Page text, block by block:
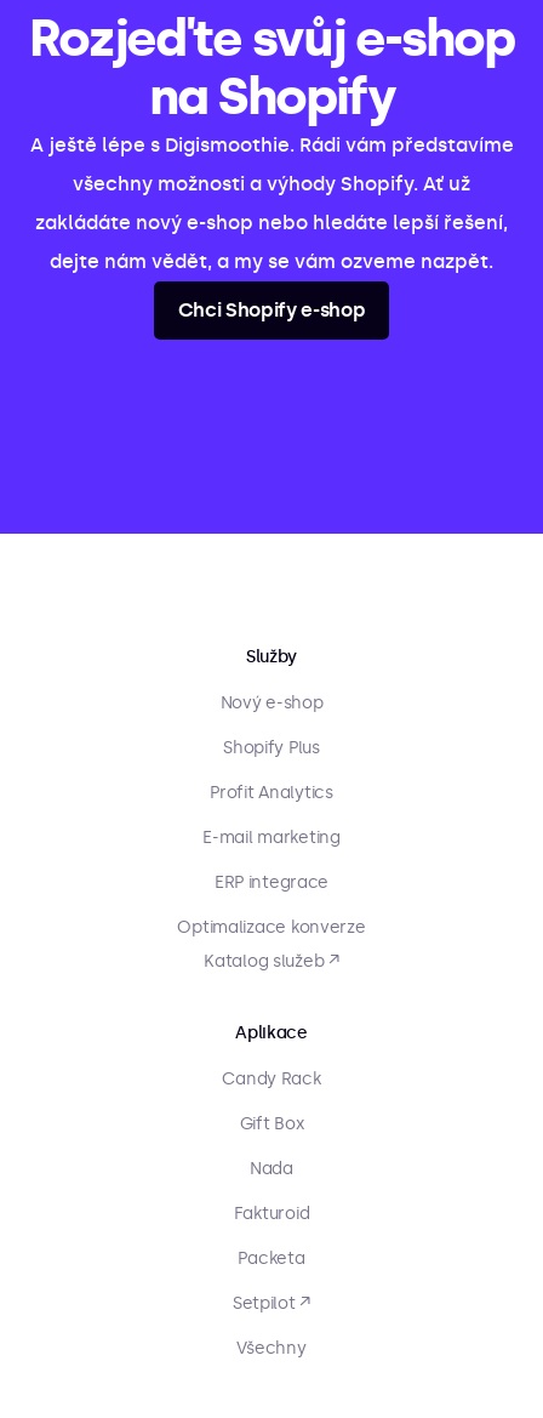
Rozjeďte svůj e-shop
na Shopify
A ještě lépe s Digismoothie. Rádi vám představíme
všechny možnosti a výhody Shopify. Ať už
zakládáte nový e-shop nebo hledáte lepší řešení,
dejte nám vědět, a my se vám ozveme nazpět.
Chci Shopify e-shop
Služby
Nový e-shop
Shopify Plus
Profit Analytics
E-mail marketing
ERP integrace
Optimalizace konverze
Katalog služeb ↗
Aplikace
Candy Rack
Gift Box
Nada
Fakturoid
Packeta
Setpilot ↗
Všechny